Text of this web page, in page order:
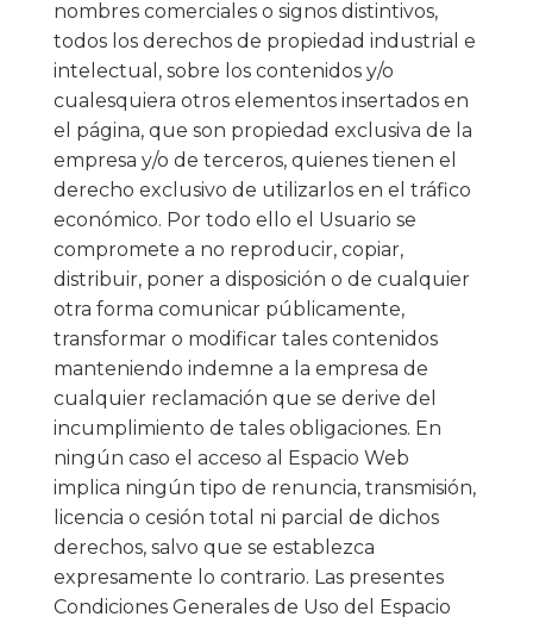
nombres comerciales o signos distintivos,
todos los derechos de propiedad industrial e
intelectual, sobre los contenidos y/o
cualesquiera otros elementos insertados en
el página, que son propiedad exclusiva de la
empresa y/o de terceros, quienes tienen el
derecho exclusivo de utilizarlos en el tráfico
económico. Por todo ello el Usuario se
compromete a no reproducir, copiar,
distribuir, poner a disposición o de cualquier
otra forma comunicar públicamente,
transformar o modificar tales contenidos
manteniendo indemne a la empresa de
cualquier reclamación que se derive del
incumplimiento de tales obligaciones. En
ningún caso el acceso al Espacio Web
implica ningún tipo de renuncia, transmisión,
licencia o cesión total ni parcial de dichos
derechos, salvo que se establezca
expresamente lo contrario. Las presentes
Condiciones Generales de Uso del Espacio